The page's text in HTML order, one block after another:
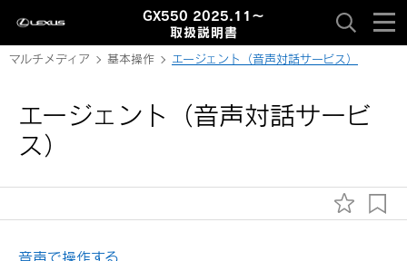
GX550 2025.11～
取扱説明書
マルチメディア 基本操作 エージェント（音声対話サービス）
エージェント（音声対話サービ
ス）
音声で操作する